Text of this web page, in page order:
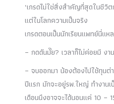
‘เกรดไม่ใช่สิ่งสำคัญที่สุดในชีวิ
แต่ในโลกความเป็นจริง
เกรดตอนเป็นนักเรียนแพทย์นี่แ
– กดดันมั๊ย? เวลาก็ไม่ค่อยมี ง
– จบออกมา น้องต้องไปใช้ทุน
ปีแรก มักจะอยู่รพ.ใหญ่ ทำงาน
เดือนนึงอาจจะได้นอนแค่ 10 –